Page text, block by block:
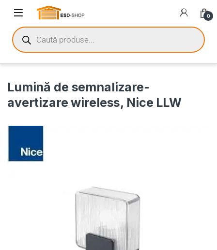
0
Lumină de semnalizare-
avertizare wireless, Nice LLW